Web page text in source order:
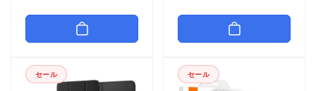
格
セール セール